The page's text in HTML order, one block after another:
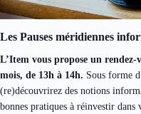
Les Pauses méridiennes
L’Item vous propose un
mois, de 13h à 14h. Sous forme
(re)découvrirez des notions
bonnes pratiques à réinvestir dans